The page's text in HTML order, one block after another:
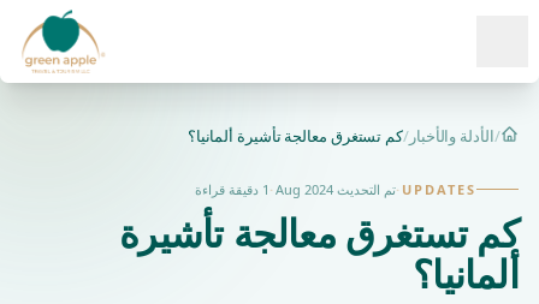
الرئيسية
/الأدلة والأخبار/كم تستغرق معالجة تأشيرة ألمانيا؟
UPDATES
·تم التحديث Aug 2024 · 1 دقيقة قراءة
كم تستغرق معالجة تأشيرة
ألمانيا؟